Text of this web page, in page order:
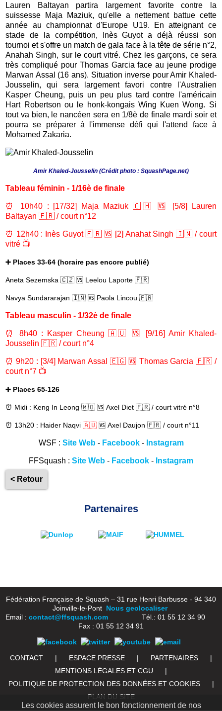
Lauren Baltayan partira largement favorite contre la
suissesse Maja Maziuk, qu'elle a nettement battue cette
année au championnat d'Europe U19. En atteignant ce
stade de la compétition, Inès Guyot a déjà réussi son
tournoi et s'offre un match de gala face à la tête de série n°2,
Anahah Singh, sur le court vitré. Chez les garçons, ce sera
très compliqué pour Thomas Garcia face au jeune prodige
Marwan Assal (16 ans). Situation inverse pour Amir Khaled-
Jousselin, qui sera largement favori contre l'Australien
Kasper Cheung, puis un peu plus tard contre l'américain
Hart Robertson ou le honk-kongais Wing Kuen Wong. Si
tout va bien, le nancéen sera en 1/8è de finale mardi soir et
pourra se préparer à l'immense défi qui l'attend face à
Mohamed Zakaria.
Amir Khaled-Jousselin (Crédit photo : SquashPage.net)
Tableau féminin - 1/16è de finale
⏰ 10h40 : [17/32] Maja Maziuk 🇨🇭 🆚 [5/8] Lauren
Baltayan 🇫🇷 / court n°12
⏰ 12h40 : Inès Guyot 🇫🇷 🆚 [2] Anahat Singh 🇮🇳 / court
vitré 📺
➕ Places 33-64 (horaire pas encore publié)
Aneta Sezemska 🇨🇿 🆚 Leelou Laporte 🇫🇷
Navya Sundararajan 🇮🇳 🆚 Paola Lincou 🇫🇷
Tableau masculin - 1/32è de finale
⏰ 8h40 : Kasper Cheung 🇦🇺 🆚 [9/16] Amir Khaled-
Jousselin 🇫🇷 / court n°4
⏰ 9h20 : [3/4] Marwan Assal 🇪🇬 🆚 Thomas Garcia 🇫🇷 /
court n°7 📺
➕ Places 65-126
⏰ Midi : Keng In Leong 🇲🇴 🆚Axel Diet 🇫🇷 / court vitré n°8
⏰ 13h20 : Haider Naqvi🇦🇺 🆚Axel Daujon 🇫🇷 / court n°11
WSF : Site Web- Facebook- Instagram
FFSquash : Site Web - Facebook - Instagram
< Retour
Partenaires
Fédération Française de Squash – 31 rue Henri Barbusse - 94 340
Joinville-le-Pont Nous geolocaliser
Email : contact@ffsquash.comTél.: 01 55 12 34 90
Fax : 01 55 12 34 91
CONTACT | ESPACE PRESSE | PARTENAIRES
|
MENTIONS LÉGALES ET CGU
|
POLITIQUE DE PROTECTION DES DONNÉES ET COOKIES
|
PLAN DU SITE
Les cookies assurent le bon fonctionnement de nos